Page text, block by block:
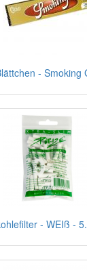
- Smoking
- WEIß -